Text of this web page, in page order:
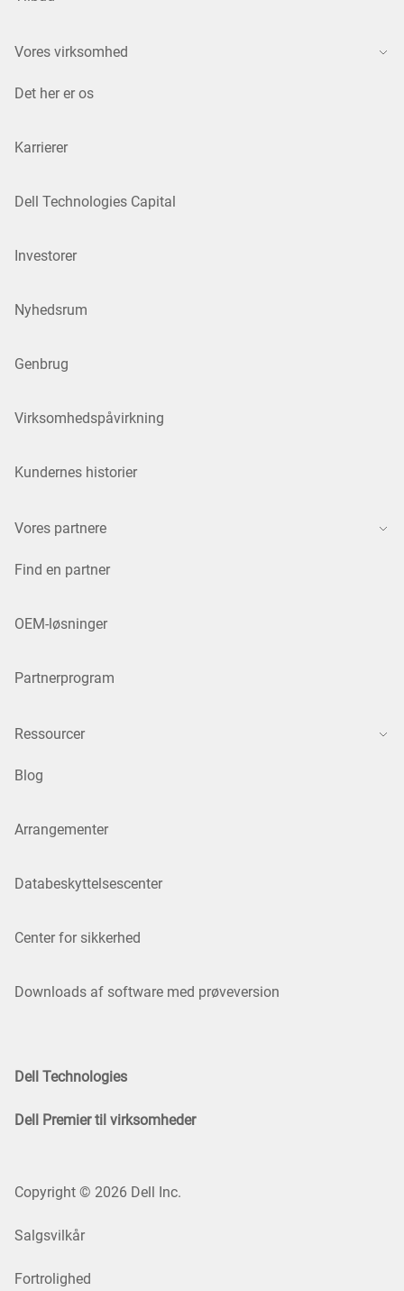
Vores virksomhed
Det her er os
Karrierer
Dell Technologies Capital
Investorer
Nyhedsrum
Genbrug
Virksomhedspåvirkning
Kundernes historier
Vores partnere
Find en partner
OEM-løsninger
Partnerprogram
Ressourcer
Blog
Arrangementer
Databeskyttelsescenter
Center for sikkerhed
Downloads af software med prøveversion
Dell Technologies
Dell Premier til virksomheder
Copyright © 2026 Dell Inc.
Salgsvilkår
Fortrolighed